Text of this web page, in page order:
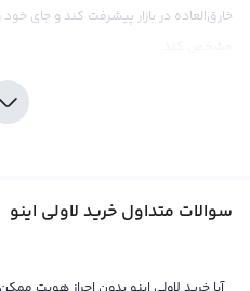
خارق‌العاده در بازار پیشرفت کند و جای
خرید لاولی اینو می‌تواند بخشی از
معمولی، سرمایه‌گذاری در این ارز نیازمند
سوالات متداول خرید لاولی اینو